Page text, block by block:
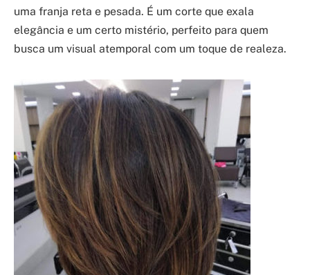
uma franja reta e pesada. É um corte que exala
elegância e um certo mistério, perfeito para quem
busca um visual atemporal com um toque de realeza.